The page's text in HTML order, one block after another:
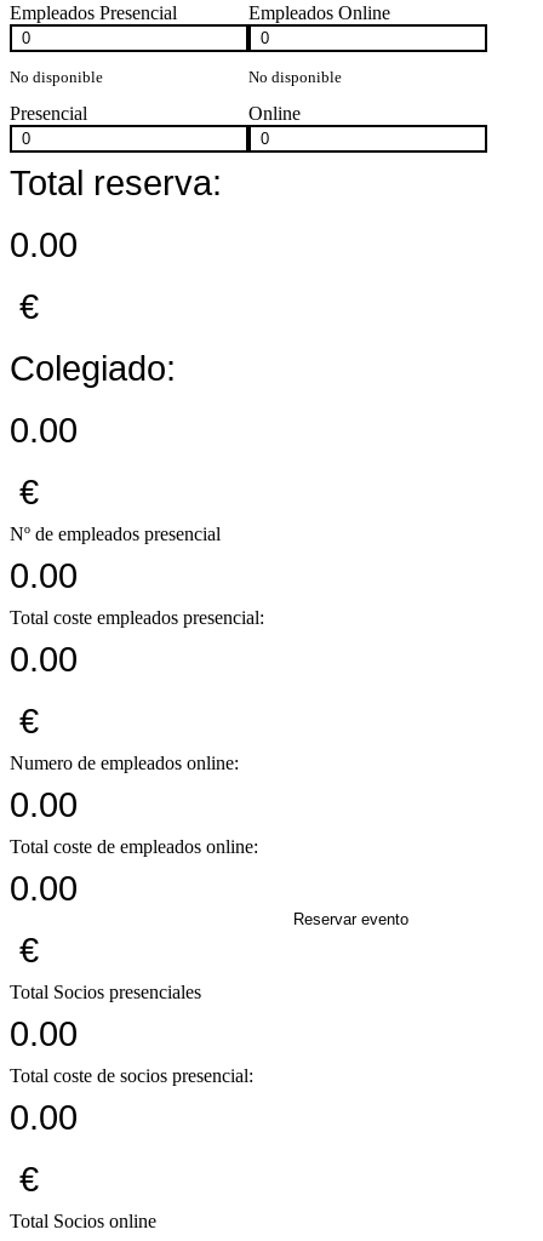
Empleados Presencial Empleados Online
No disponible
Presencial
No disponible
Online
Total reserva:
0.00
€
Colegiado:
0.00
€
Nº de empleados presencial
0.00
Total coste empleados presencial:
0.00
€
Numero de empleados online:
0.00
Total coste de empleados online:
0.00
€
Total Socios presenciales
0.00
Total coste de socios presencial:
0.00
€
Total Socios online
Reservar evento